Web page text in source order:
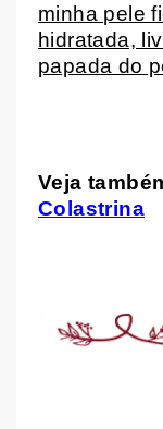
minha pele
hidratada,
papada do
Veja
Colastrina